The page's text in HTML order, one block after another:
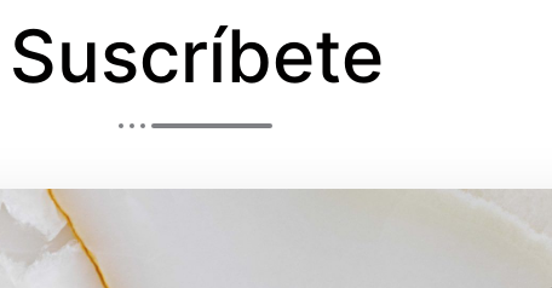
Suscríbete